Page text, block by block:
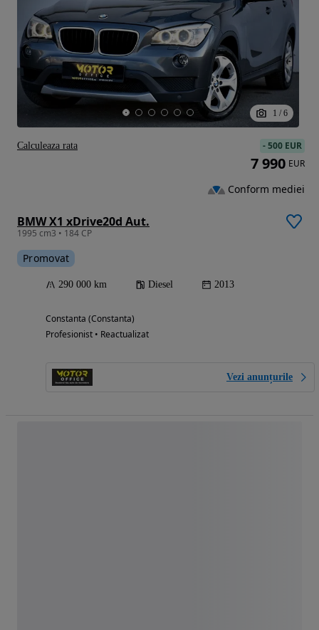
1 / 6
BMW X1 xDrive20d Aut.
1995 cm3 • 184 CP
Promovat
290 000 km Diesel 2013
Constanta (Constanta)
Profesionist • Reactualizat
Vezi anunțurile
-500 EUR
7 990 EUR
Conform mediei
Calculeaza rata